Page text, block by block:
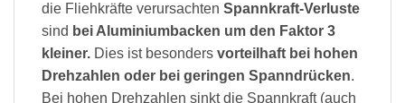
die Fliehkräfte verursachten Spannkraft-Verluste
sind bei Aluminiumbacken um den Faktor 3
kleiner. Dies ist besonders vorteilhaft bei hohen
Drehzahlen oder bei geringen Spanndrücken.
Bei hohen Drehzahlen sinkt die Spannkraft (auch